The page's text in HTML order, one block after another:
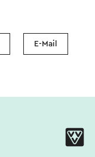
E-Mail